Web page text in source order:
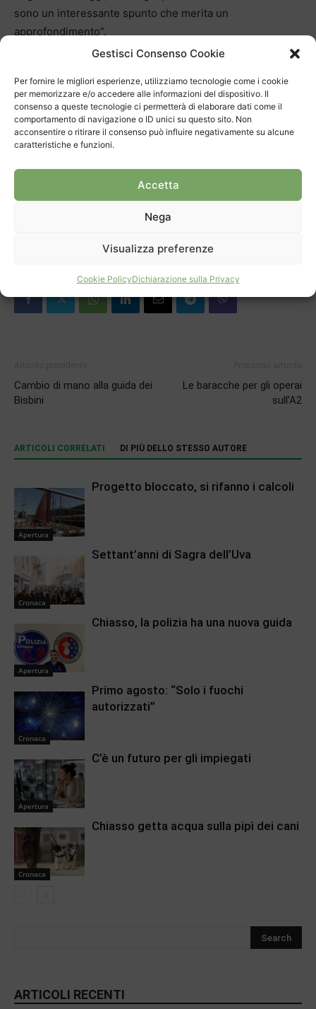
Gestisci Consenso Cookie
Per fornire le migliori esperienze, utilizziamo tecnologie come i cookie
per memorizzare e/o accedere alle informazioni del dispositivo. Il
consenso a queste tecnologie ci permetterà di elaborare dati come il
comportamento di navigazione o ID unici su questo sito. Non
acconsentire o ritirare il consenso può influire negativamente su alcune
caratteristiche e funzioni.
Accetta
Nega
Visualizza preferenze
Cookie PolicyDichiarazione sulla Privacy
sono un interessante spunto che merita un
approfondimento”.
si trovano tutte le informazioni sulle aziende che
partecipano alla manifestazione, gli orari di apertura e i
programmi di intrattenimenti previsti.
Cambio di mano alla guida dei
Bisbini
Le baracche per gli operai
sull’A2
ARTICOLI CORRELATI DI PIÙ DELLO STESSO AUTORE
Apertura
Progetto bloccato, si rifanno i calcoli
Cronaca
Settant’anni di Sagra dell’Uva
Apertura
Chiasso, la polizia ha una nuova guida
Cronaca
Primo agosto: “Solo i fuochi
autorizzati”
Apertura
C’è un futuro per gli impiegati
Cronaca
Chiasso getta acqua sulla pipì dei cani
ARTICOLI RECENTI